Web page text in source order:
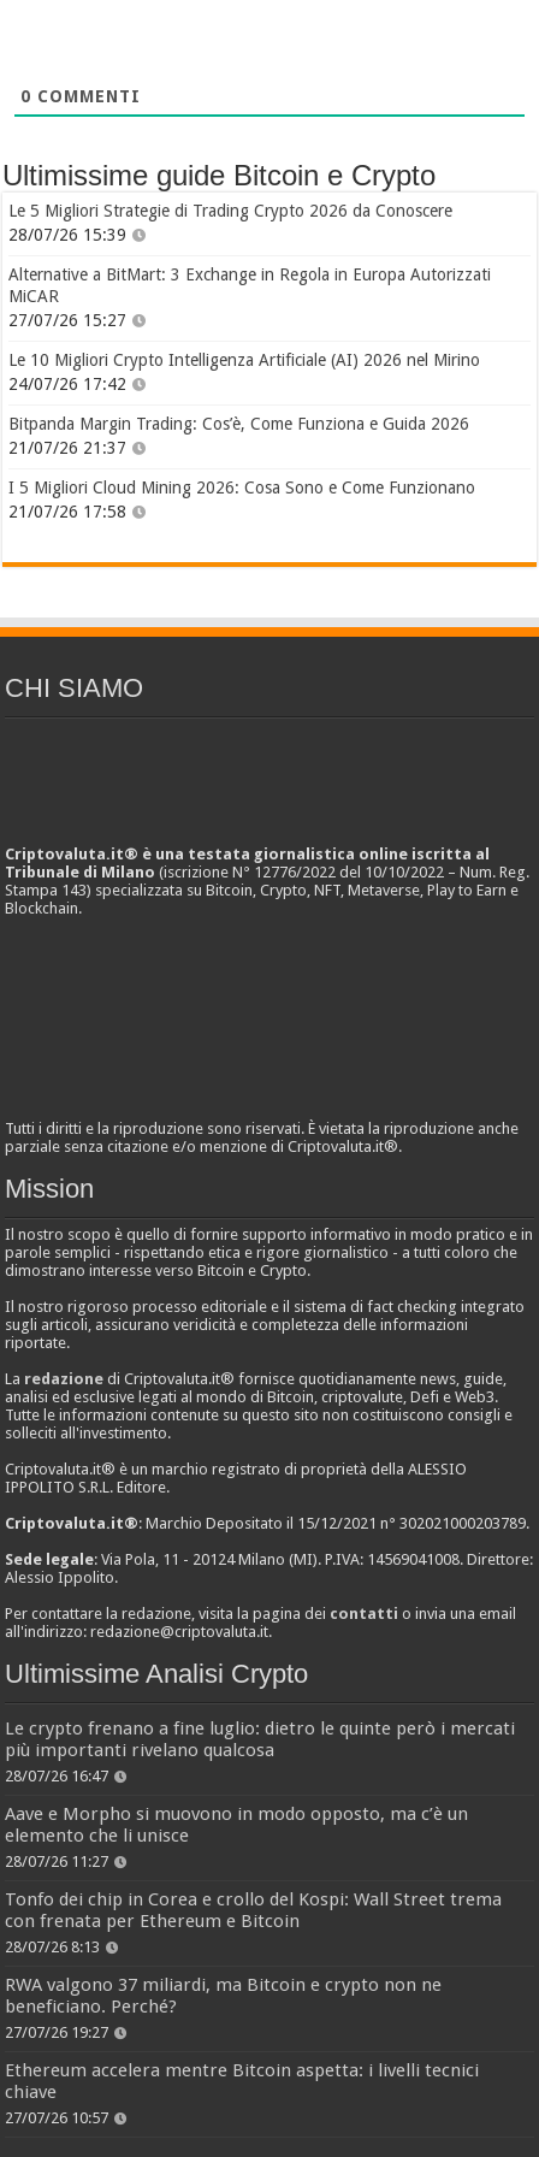
0 COMMENTI
Ultimissime guide Bitcoin e Crypto
Le 5 Migliori Strategie di Trading Crypto 2026 da Conoscere
28/07/26 15:39
Alternative a BitMart: 3 Exchange in Regola in Europa Autorizzati
MiCAR
27/07/26 15:27
Le 10 Migliori Crypto Intelligenza Artificiale (AI) 2026 nel Mirino
24/07/26 17:42
Bitpanda Margin Trading: Cos’è, Come Funziona e Guida 2026
21/07/26 21:37
I 5 Migliori Cloud Mining 2026: Cosa Sono e Come Funzionano
21/07/26 17:58
CHI SIAMO
Criptovaluta.it® è una testata giornalistica online iscritta al
Tribunale di Milano (iscrizione N° 12776/2022 del 10/10/2022 – Num. Reg.
Stampa 143) specializzata su Bitcoin, Crypto, NFT, Metaverse, Play to Earn e
Blockchain.
Tutti i diritti e la riproduzione sono riservati. È vietata la riproduzione anche
parziale senza citazione e/o menzione di Criptovaluta.it®.
Mission
Il nostro scopo è quello di fornire supporto informativo in modo pratico e in
parole semplici - rispettando etica e rigore giornalistico - a tutti coloro che
dimostrano interesse verso Bitcoin e Crypto.
Il nostro rigoroso processo editoriale e il sistema di fact checking integrato
sugli articoli, assicurano veridicità e completezza delle informazioni
riportate.
La redazione di Criptovaluta.it® fornisce quotidianamente news, guide,
analisi ed esclusive legati al mondo di Bitcoin, criptovalute, Defi e Web3.
Tutte le informazioni contenute su questo sito non costituiscono consigli e
solleciti all'investimento.
Criptovaluta.it® è un marchio registrato di proprietà della ALESSIO
IPPOLITO S.R.L. Editore.
Criptovaluta.it®: Marchio Depositato il 15/12/2021 n° 302021000203789.
Sede legale: Via Pola, 11 - 20124 Milano (MI). P.IVA: 14569041008. Direttore:
Alessio Ippolito.
Per contattare la redazione, visita la pagina dei contatti o invia una email
all'indirizzo:redazione@criptovaluta.it.
Ultimissime Analisi Crypto
Le crypto frenano a fine luglio: dietro le quinte però i mercati
più importanti rivelano qualcosa
28/07/26 16:47
Aave e Morpho si muovono in modo opposto, ma c’è un
elemento che li unisce
28/07/26 11:27
Tonfo dei chip in Corea e crollo del Kospi: Wall Street trema
con frenata per Ethereum e Bitcoin
28/07/26 8:13
RWA valgono 37 miliardi, ma Bitcoin e crypto non ne
beneficiano. Perché?
27/07/26 19:27
Ethereum accelera mentre Bitcoin aspetta: i livelli tecnici
chiave
27/07/26 10:57